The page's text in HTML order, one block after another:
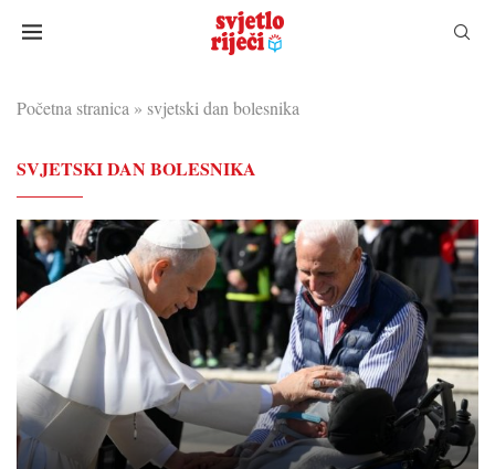
Početna stranica » svjetski dan bolesnika
SVJETSKI DAN BOLESNIKA